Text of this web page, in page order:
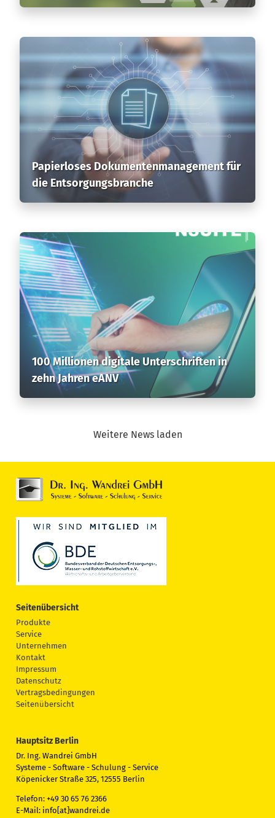
Papierloses Dokumenten­management für
die Entsorgungsbranche
100 Millionen digitale Unterschriften in
zehn Jahren eANV
Weitere News laden
Seitenübersicht
Produkte
Service
Unternehmen
Kontakt
Impressum
Datenschutz
Vertragsbedingungen
Seitenübersicht
Hauptsitz Berlin
Dr. Ing. Wandrei GmbH
Systeme - Software - Schulung - Service
Köpenicker Straße 325, 12555 Berlin
Telefon: +49 30 65 76 2366
E-Mail: info[at]wandrei.de